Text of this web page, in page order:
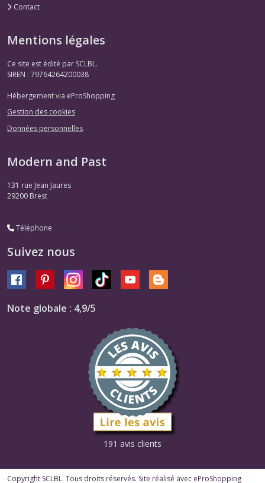
Contact
Mentions légales
Ce site est édité par SCLBL.
SIREN : 79764264200038
Hébergement via eProShopping
Gestion des cookies
Données personnelles
Modern and Past
131 rue Jean Jaures
29200 Brest
Téléphone
Suivez nous
Note globale : 4,9/5
191 avis clients
Copyright SCLBL. Tous droits réservés. Site réalisé avec eProShopping